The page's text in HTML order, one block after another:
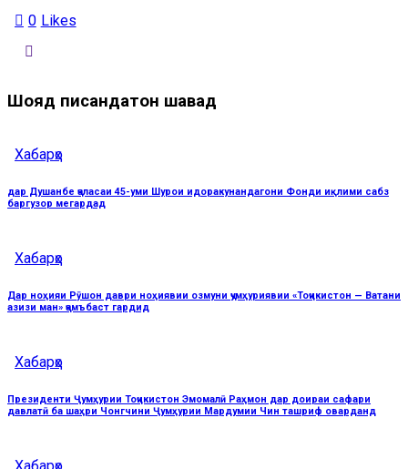
0 Likes
Шояд писандатон шавад
Хабарҳо
дар Душанбе ҷаласаи 45-уми Шурои идоракунандагони Фонди иқлими сабз
баргузор мегардад
Хабарҳо
Дар ноҳияи Рӯшон даври ноҳиявии озмуни ҷумҳуриявии «Тоҷикистон — Ватани
азизи ман» ҷамъбаст гардид
Хабарҳо
Президенти Ҷумҳурии Тоҷикистон Эмомалӣ Раҳмон дар доираи сафари
давлатӣ ба шаҳри Чонгчини Ҷумҳурии Мардумии Чин ташриф оварданд
Хабарҳо